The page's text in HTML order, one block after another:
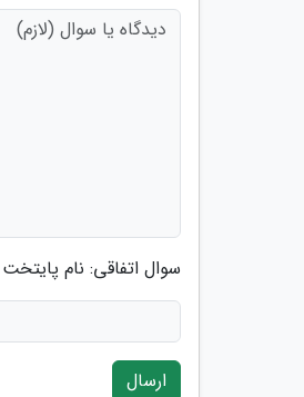
سوال اتفاقی: نام
ارسال